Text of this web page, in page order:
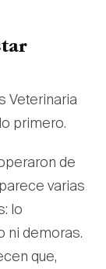
Veterinaria
primero.
de
varias
lo
ni demoras.
que,